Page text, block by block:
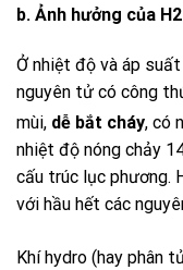
b. Ảnh hưởng của H2
Ở nhiệt độ và áp
nguyên tử có công
mùi, dễ bắt cháy, có
nhiệt độ nóng chảy
cấu trúc lục phương.
với hầu hết các
Khí hydro (hay phân